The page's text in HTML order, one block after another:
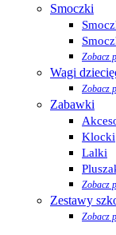
Smoczki
Zobacz
Wagi
Zobacz
Zabawki
Klocki
Lalki
Zobacz
Zestawy
Zobacz